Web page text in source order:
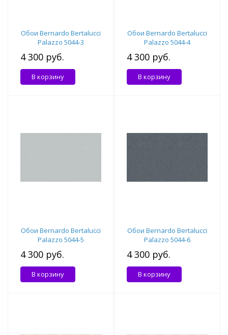
Обои Bernardo Bertalucci
Palazzo 5044-3
4 300 руб.
В корзину
Обои Bernardo Bertalucci
Palazzo 5044-4
4 300 руб.
В корзину
Обои Bernardo Bertalucci
Palazzo 5044-5
4 300 руб.
В корзину
Обои Bernardo Bertalucci
Palazzo 5044-6
4 300 руб.
В корзину